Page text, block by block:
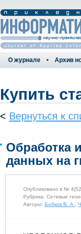
О журнале Архив
Купить
< Вернуться к
Обработка
данных на
Опубликовано в №
Рубрика: Сетевые
Авторы: Бобков В. А.,